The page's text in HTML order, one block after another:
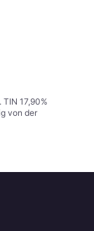
17,90%
von der